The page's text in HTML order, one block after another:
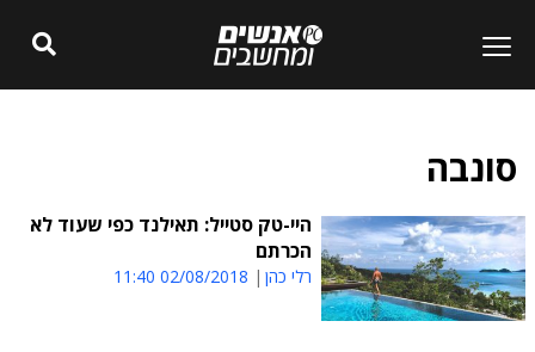
סונבה
היי-טק סטייל: תאילנד כפי שעוד לא
הכרתם
רלי כהן 02/08/2018 11:40